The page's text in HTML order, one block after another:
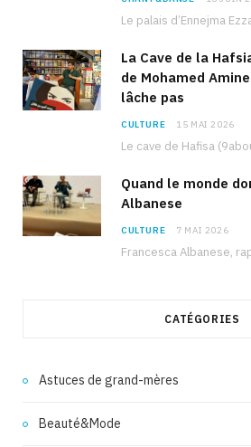
La Cave de la
de Mohamed
lâche pas
CULTURE 15 MAI 2026
Quand le monde
Albanese
CULTURE 7 MAI 2026
CATÉGORIES
Astuces de grand-mères
Beauté&Mode